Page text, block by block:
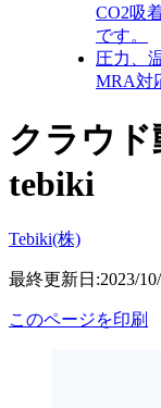
CO2吸
です。
圧力、
MRA対
クラウ
tebiki
Tebiki(株)
最終更新日:2023/
このページを印刷